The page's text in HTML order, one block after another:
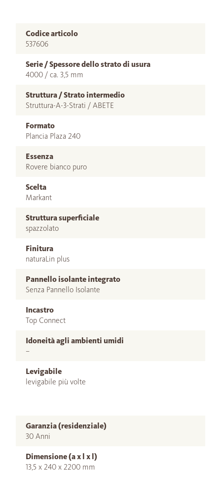
Codice articolo
537606
Serie / Spessore dello strato di usura
4000 / ca. 3,5 mm
Struttura / Strato intermedio
Struttura-A-3-Strati / ABETE
Formato
Plancia Plaza 240
Essenza
Rovere bianco puro
Scelta
Markant
Struttura superficiale
spazzolato
Finitura
naturaLin plus
Pannello isolante integrato
Senza Pannello Isolante
Incastro
Top Connect
Idoneità agli ambienti umidi
–
Levigabile
levigabile più volte
Garanzia (residenziale)
30 Anni
Dimensione (a x l x l)
13,5 x 240 x 2200 mm